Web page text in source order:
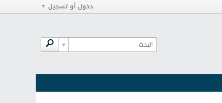
دخول أو تسجيل